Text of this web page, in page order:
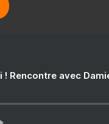
Rencontre avec